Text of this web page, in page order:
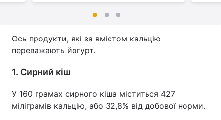
Ось продукти, які за вмістом кальцію
переважають йогурт.
1. Сирний кіш
У 160 грамах сирного кіша міститься 427
міліграмів кальцію, або 32,8% від добової норми.